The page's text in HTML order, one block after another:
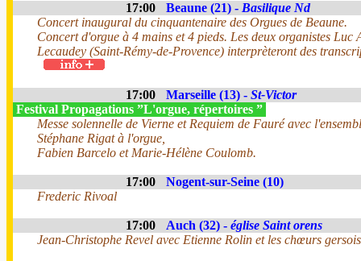
17:00 Beaune (21) - Basilique Nd
Concert inaugural du cinquantenaire des Orgues de Beaune.
Concert d'orgue à 4 mains et 4 pieds. Les deux organistes
Lecaudey (Saint-Rémy-de-Provence) interprèteront des
17:00 Marseille (13) - St-Victor
Festival Propagations ”L'orgue, répertoires ”
Messe solennelle de Vierne et Requiem de Fauré avec
Stéphane Rigat à l'orgue,
Fabien Barcelo et Marie-Hélène Coulomb.
17:00
Nogent-sur-Seine (10)
Frederic Rivoal
17:00 Auch (32) - église Saint orens
Jean-Christophe Revel avec Etienne Rolin et les chœurs gersois